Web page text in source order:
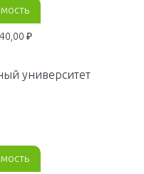
₽
университет